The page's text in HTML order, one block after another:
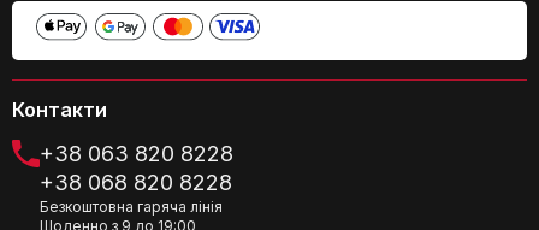
Контакти
+38 063 820 8228
+38 068 820 8228
Безкоштовна гаряча лінія
Щоденно з 9 до 19:00